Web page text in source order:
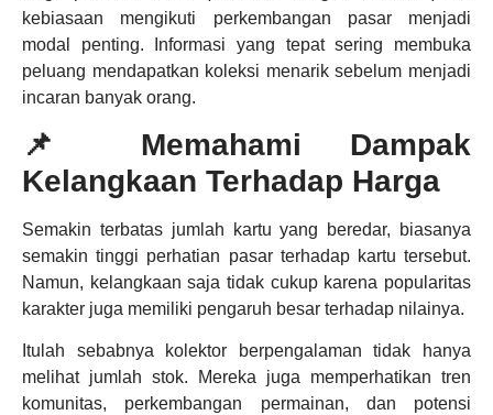
kebiasaan mengikuti perkembangan pasar menjadi
modal penting. Informasi yang tepat sering membuka
peluang mendapatkan koleksi menarik sebelum menjadi
incaran banyak orang.
📌 Memahami Dampak
Kelangkaan Terhadap Harga
Semakin terbatas jumlah kartu yang beredar, biasanya
semakin tinggi perhatian pasar terhadap kartu tersebut.
Namun, kelangkaan saja tidak cukup karena popularitas
karakter juga memiliki pengaruh besar terhadap nilainya.
Itulah sebabnya kolektor berpengalaman tidak hanya
melihat jumlah stok. Mereka juga memperhatikan tren
komunitas, perkembangan permainan, dan potensi